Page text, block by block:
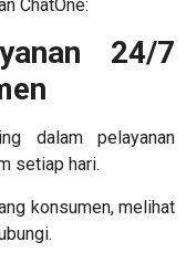
ChatOne:
24/7
dalam pelayanan
setiap hari.
konsumen, melihat